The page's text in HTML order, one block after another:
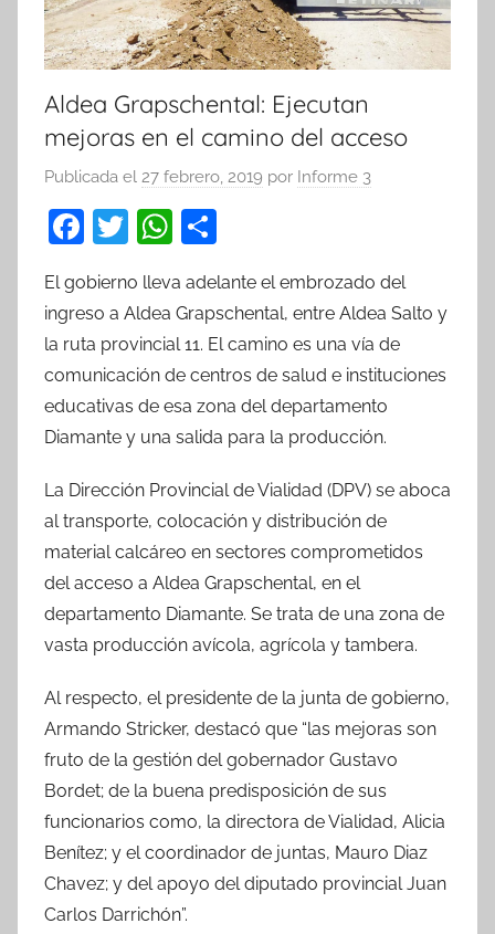
Aldea Grapschental: Ejecutan
mejoras en el camino del acceso
Publicada el 27 febrero, 2019 por Informe 3
F
c
e
b
o
o
T
itt
er
W
at
s
A
p
p
m
p
ar
tir
El gobierno lleva adelante el embrozado del
ingreso a Aldea Grapschental, entre Aldea Salto y
la ruta provincial 11. El camino es una vía de
comunicación de centros de salud e instituciones
educativas de esa zona del departamento
Diamante y una salida para la producción.
La Dirección Provincial de Vialidad (DPV) se aboca
al transporte, colocación y distribución de
material calcáreo en sectores comprometidos
del acceso a Aldea Grapschental, en el
departamento Diamante. Se trata de una zona de
vasta producción avícola, agrícola y tambera.
Al respecto, el presidente de la junta de gobierno,
Armando Stricker, destacó que “las mejoras son
fruto de la gestión del gobernador Gustavo
Bordet; de la buena predisposición de sus
funcionarios como, la directora de Vialidad, Alicia
Benítez; y el coordinador de juntas, Mauro Diaz
Chavez; y del apoyo del diputado provincial Juan
Carlos Darrichón”.